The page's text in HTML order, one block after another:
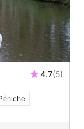
4.7(5)